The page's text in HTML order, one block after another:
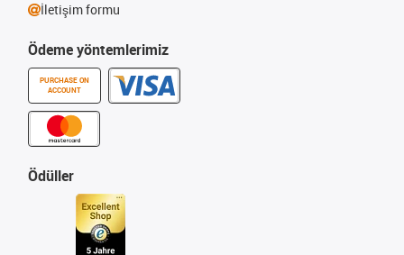
Ödeme yöntemlerimiz
PURCHASE ON
ACCOUNT
Ödüller
İletişim formu